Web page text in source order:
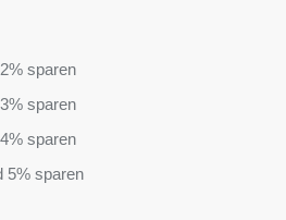
sparen
sparen
sparen
5% sparen